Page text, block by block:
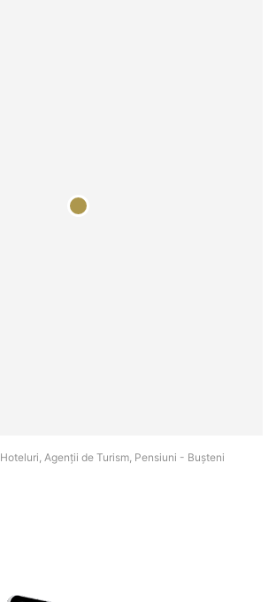
Hoteluri, Agenții de Turism, Pensiuni - Buşteni